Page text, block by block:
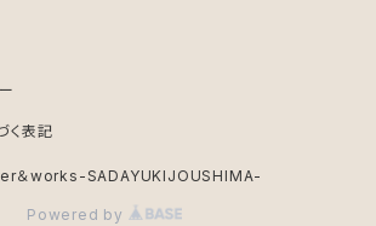
く表記
＆works-SADAYUKIJOUSHIMA-
Powered by